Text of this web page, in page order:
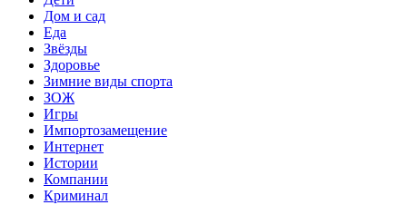
Дом и сад
Еда
Звёзды
Здоровье
Зимние виды спорта
ЗОЖ
Игры
Импортозамещение
Интернет
Истории
Компании
Криминал